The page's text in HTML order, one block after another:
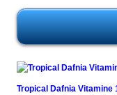
Tropical Dafnia Vitamine